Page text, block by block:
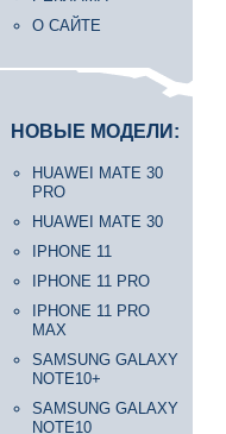
О САЙТЕ
НОВЫЕ МОДЕЛИ:
HUAWEI MATE 30
PRO
HUAWEI MATE 30
IPHONE 11
IPHONE 11 PRO
IPHONE 11 PRO
MAX
SAMSUNG GALAXY
NOTE10+
SAMSUNG GALAXY
NOTE10